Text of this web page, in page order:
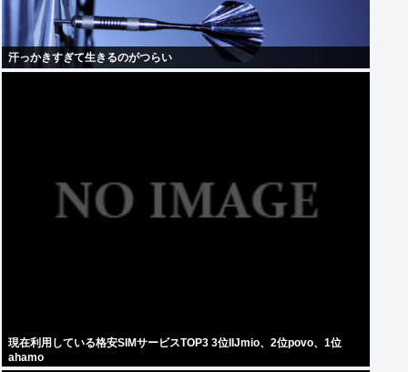
汗っかきすぎて生きるのがつらい
現在利用している格安SIMサービスTOP3 3位IIJmio、2位povo、1位
ahamo